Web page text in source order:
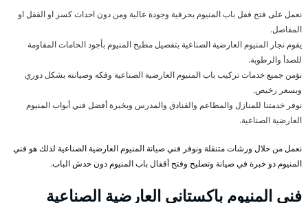
نعمل على فتح قفل باب المنيوم بحرفية وجودة عالية ومن دون احداث كسر او القفل او
المفاصل.
يقوم نجار المنيوم العارضية الصناعية بتفصيل مطبخ المنيوم بأجود الخامات المقاومة
للصدأ والرطوبة.
نؤمن جميع خدمات تركيب باب المنيوم العارضية الصناعية وفكه وصيانته بشكل دوري
وبسعر رخيص.
نوفر خدمتنا للمنازل والمطاعم والفنادق والمدرس وبخبرة أفضل فني أبواب المنيوم
العارضية الصناعية.
نعمل من خلال ورشات متنقلة ونوفر فني صيانة المنيوم العارضية الصناعية لذلك هو فني
المنيوم ذو خبرة في صيانة وتصليح وفتح أقفال باب المنيوم دون خدش الباب.
فني المنيوم باكستاني العارضية الصناعية